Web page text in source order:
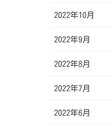
2022年10月
2022年9月
2022年8月
2022年7月
2022年6月